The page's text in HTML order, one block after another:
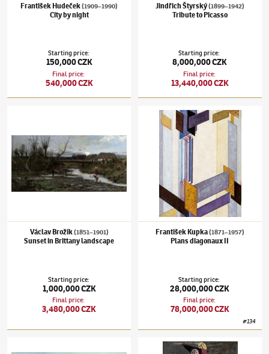
František Hudeček(1909–1990)
City by night
Starting price:
150,000 CZK
Final price:
540,000 CZK
Jindřich Štyrský(1899–1942)
Tribute to Picasso
Starting price:
8,000,000 CZK
Final price:
13,440,000 CZK
Sunset in Brittany landscape
Václav Brožík(1851–1901)
Sunset in Brittany landscape
Starting price:
1,000,000 CZK
Final price:
3,480,000 CZK
František Kupka(1871–1957)Plans
František Kupka(1871–1957)
Plans diagonaux II
Starting price:
28,000,000 CZK
Final price:
78,000,000 CZK
#134
Zdeněk Sklenář(1910–1986)Dancer